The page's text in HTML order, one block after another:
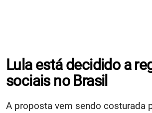
Lula está decidido a
sociais no Brasil
A proposta vem sendo costurada